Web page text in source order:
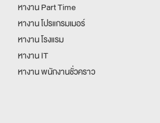
หางาน Part Time
หางาน โปรแกรมเมอร์
หางาน โรงแรม
หางาน IT
หางาน พนักงานชั่วคราว